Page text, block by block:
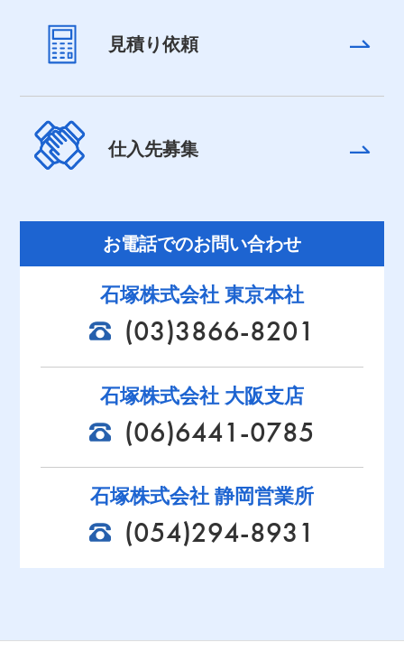
見積り依頼
仕入先募集
お電話でのお問い合わせ
石塚株式会社 東京本社
(03)3866-8201
石塚株式会社 大阪支店
(06)6441-0785
石塚株式会社 静岡営業所
(054)294-8931